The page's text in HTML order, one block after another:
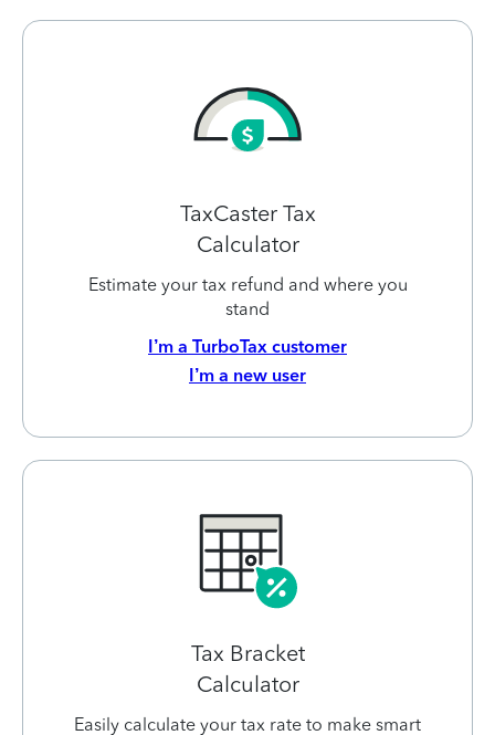
TaxCaster Tax
Calculator
Estimate your tax refund and where you
stand
I’m a TurboTax customer
I’m a new user
Tax Bracket
Calculator
Easily calculate your tax rate to make smart